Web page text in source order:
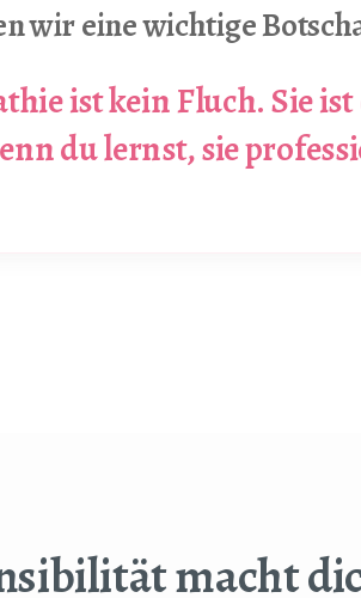
wir eine wichtige
ist kein Fluch. Sie
du lernst, sie
macht